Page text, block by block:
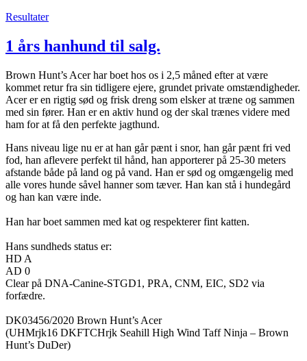
Resultater
1 års hanhund til salg.
Brown Hunt’s Acer har boet hos os i 2,5 måned efter at være
kommet retur fra sin tidligere ejere, grundet private omstændigheder.
Acer er en rigtig sød og frisk dreng som elsker at træne og sammen
med sin fører. Han er en aktiv hund og der skal trænes videre med
ham for at få den perfekte jagthund.
Hans niveau lige nu er at han går pænt i snor, han går pænt fri ved
fod, han aflevere perfekt til hånd, han apporterer på 25-30 meters
afstande både på land og på vand. Han er sød og omgængelig med
alle vores hunde såvel hanner som tæver. Han kan stå i hundegård
og han kan være inde.
Han har boet sammen med kat og respekterer fint katten.
Hans sundheds status er:
HD A
AD 0
Clear på DNA-Canine-STGD1, PRA, CNM, EIC, SD2 via
forfædre.
DK03456/2020 Brown Hunt’s Acer
(UHMrjk16 DKFTCHrjk Seahill High Wind Taff Ninja – Brown
Hunt’s DuDer)